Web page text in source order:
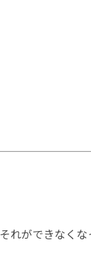
ができなくな